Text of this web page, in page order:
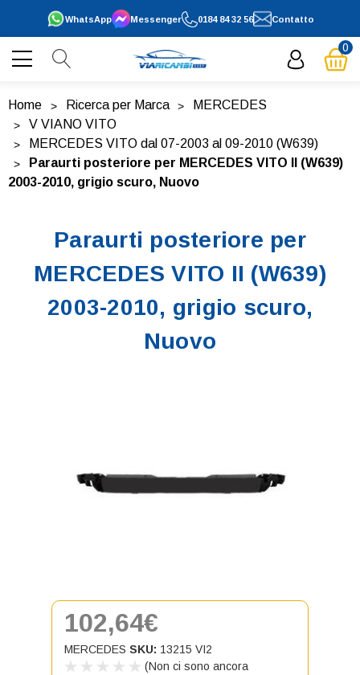
0184 84 32 56
WhatsApp Contatto
Messenger
0
Home Ricerca per Marca
MERCEDES
V VIANO VITO
MERCEDES VITO dal 07-2003 al 09-2010 (W639)
Paraurti posteriore per MERCEDES VITO II (W639)
2003-2010, grigio scuro, Nuovo
Paraurti posteriore per
MERCEDES VITO II (W639)
2003-2010, grigio scuro,
Nuovo
102,64€
MERCEDES SKU: 13215 VI2
(Non ci sono ancora